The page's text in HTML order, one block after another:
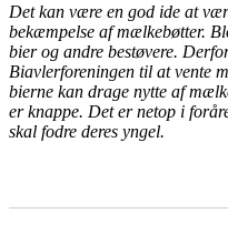
Det kan være en god ide at
bekæmpelse af mælkebøtter.
bier og andre bestøvere.
Biavlerforeningen til at vente
bierne kan drage nytte af
er knappe. Det er netop i
skal fodre deres yngel.